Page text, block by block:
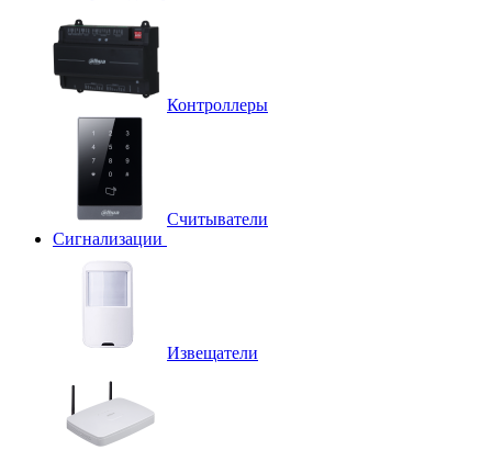
Контроллеры
Считыватели
Сигнализации
Извещатели